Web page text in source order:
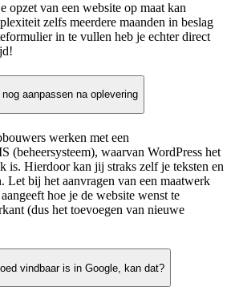
opzet van een website op maat kan
zelfs meerdere maanden in beslag
in te vullen heb je echter direct
aanpassen na oplevering
werken met een
(beheersysteem), waarvan WordPress het
is. Hierdoor kan jij straks zelf je teksten en
Let bij het aanvragen van een maatwerk
hoe je de website wenst te
(dus het toevoegen van nieuwe
vindbaar is in Google, kan dat?